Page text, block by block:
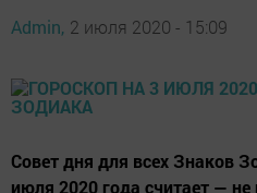
Admin, 2 июля 2020 - 15:09
Совет дня для всех Знаков
июля 2020 года считает — не